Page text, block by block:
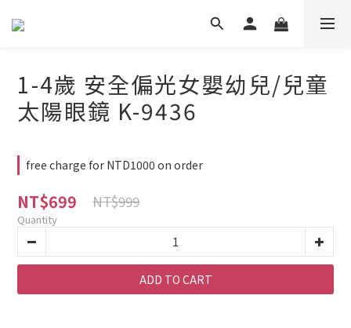
1-4歲 安全偏光女嬰幼兒/兒童
太陽眼鏡 K-9436
free charge for NTD1000 on order
NT$699 NT$999
Quantity
ADD TO CART